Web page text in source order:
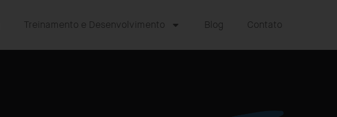
Treinamento e Desenvolvimento Blog Contato